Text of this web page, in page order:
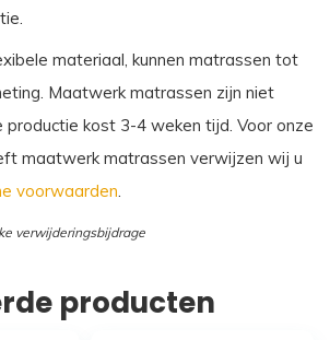
materiaal, kunnen matrassen tot
Maatwerk matrassen zijn niet
productie kost 3-4 weken tijd. Voor onze
maatwerk matrassen verwijzen wij u
voorwaarden
verwijderingsbijdrage
producten